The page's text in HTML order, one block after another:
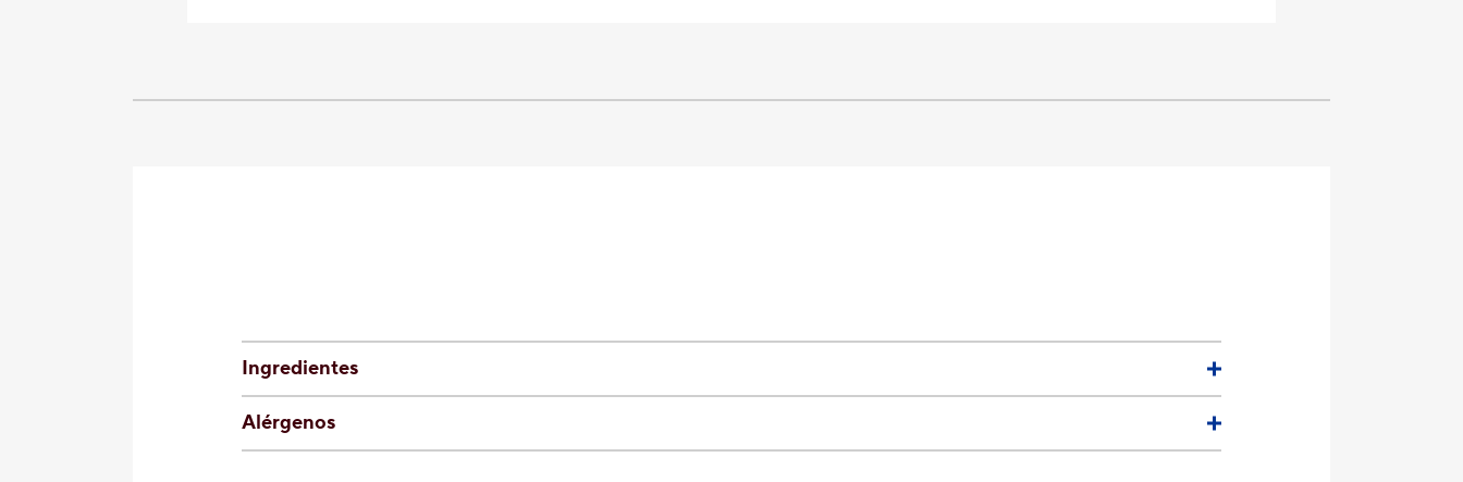
Ingredientes
Alérgenos